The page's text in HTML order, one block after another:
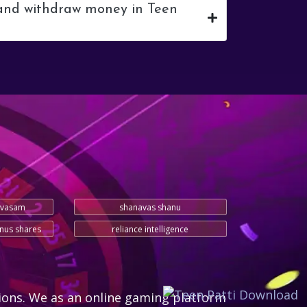
withdraw money in Teen
shanavas shanu
shares reliance intelligence
We as an online gaming platform